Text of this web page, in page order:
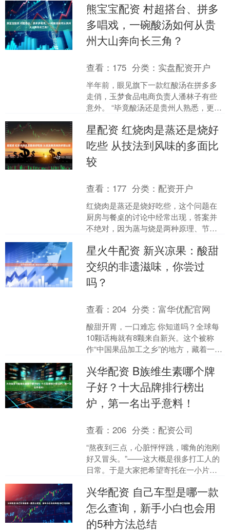
特朗普曾威....
熊宝宝配资 村超搭台、拼多
多唱戏，一碗酸汤如何从贵
州大山奔向长三角？
查看： 175 分类： 实盘配资开户
半年前，眼见旗下一款红酸汤在拼多多
走俏，玉梦食品电商负责人潘林子有些
意外。 “毕竟酸汤还是贵州人熟悉，更重
场验证过，说实话心里....
星配资 红烧肉是蒸还是烧好
吃些 从技法到风味的多面比
较
查看： 177 分类：配资开户
红烧肉是蒸还是烧好吃些，这个问题在
厨房与餐桌的讨论中经常出现，答案并
不绝对，因为蒸与烧是两种原理、节奏
赋予红烧肉的口感、香气与....
星火牛配资 新兴凉果：酸甜
交织的非遗滋味，你尝过
吗？
查看：204 分类：富华优配官网
酸甜开胃，一口难忘 你知道吗？全球每
10颗话梅就有8颗来自新兴。这个被称
作“中国果品加工之乡”的地方，藏着一份
记忆 新兴凉果....
兴华配资 B族维生素哪个牌
子好？十大品牌排行榜出
炉，第一名出乎意料！
查看：206 分类：配资公司
“熬夜到三点，心脏怦怦跳，嘴角的泡刚
好又冒头。”——这大概是很多打工人的
日常。于是大家把希望寄托在一小片维
底该抓哪一瓶？别急....
兴华配资 自己车型是哪一款
怎么查询，新手小白也会用
的5种方法总结